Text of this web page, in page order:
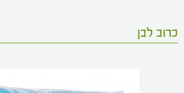
כרוב לבן